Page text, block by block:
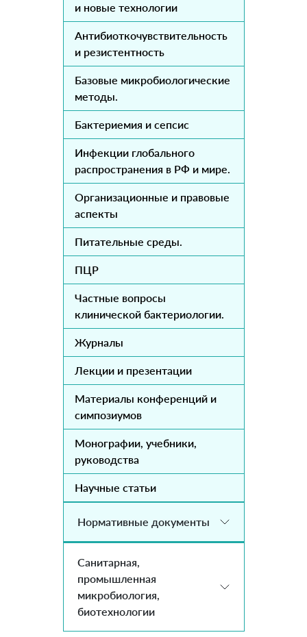
и новые технологии
Антибиоткочувствительность
и резистентность
Базовые микробиологические
методы.
Бактериемия и сепсис
Инфекции глобального
распространения в РФ и мире.
Организационные и правовые
аспекты
Питательные среды.
ПЦР
Частные вопросы
клинической бактериологии.
Журналы
Лекции и презентации
Материалы конференций и
симпозиумов
Монографии, учебники,
руководства
Научные статьи
Нормативные документы
Санитарная,
промышленная
микробиология,
биотехнологии